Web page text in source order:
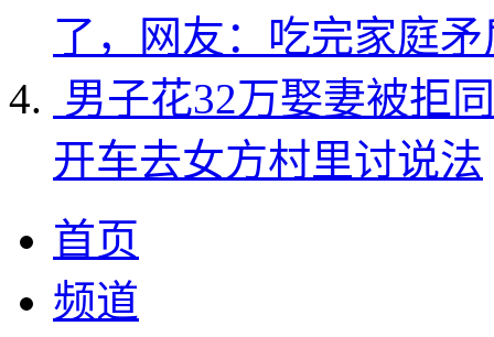
了，网友：吃完家庭
男子花32万娶妻被拒
开车去女方村里讨说法
首页
频道